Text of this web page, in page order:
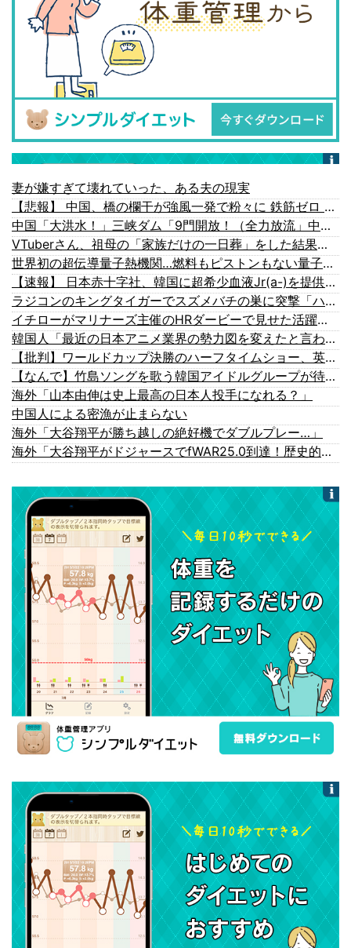
妻が嫌すぎて壊れていった、ある夫の現実
【悲報】 中国、橋の欄干が強風一発で粉々に 鉄筋ゼロ 当局「接着剤でくっつけただけ」「正常で、品質問題はない」
中国「大洪水！」三峡ダム「9門開放！（全力放流」中国都市「三峡沿線の道路水没」中国政府「高速道路封鎖！」中国ダム「緊急放流に合わせて開門（土砂崩れ発生」→
VTuberさん、祖母の「家族だけの一日葬」をした結果ｗｗｗｗｗｗｗ
世界初の超伝導量子熱機関…燃料もピストンもない量子エンジンが回った！
【速報】 日本赤十字社、韓国に超希少血液Jr(a-)を提供「韓国内では適合する血液を確保できなかった」※今回で4回目
ラジコンのキングタイガーでスズメバチの巣に突撃「ハチからしたら突然ドイツ戦車が家に来るんだぞ」【海外の反応】
イチローがマリナーズ主催のHRダービーで見せた活躍にMLBファン騒然！←「一体いくつなんだ！」（海外の反応）
韓国人「最近の日本アニメ業界の勢力図を変えたと言われる作品がこちら…」→「こういうのが面白い…（ブルブル」＝韓国の反応
【批判】ワールドカップ決勝のハーフタイムショー、英紙｢BTSが出てきて悪夢かと思った｣
【なんで】竹島ソングを歌う韓国アイドルグループが待望の日本デビュー
海外「山本由伸は史上最高の日本人投手になれる？」
中国人による密漁が止まらない
海外「大谷翔平が勝ち越しの絶好機でダブルプレー…」
海外「大谷翔平がドジャースでfWAR25.0到達！歴史的ペースに海外騒然…」